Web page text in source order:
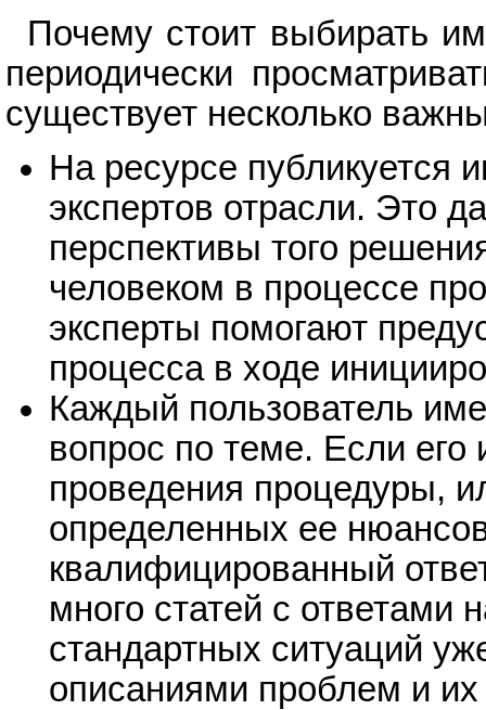
Почему стоит выбирать
периодически
существует несколько
На ресурсе
экспертов отрасли. Это
перспективы того
человеком в процессе
эксперты помогают
процесса в ходе
Каждый пользователь
вопрос по теме. Если
проведения процедуры,
определенных ее
квалифицированный
много статей с ответами
стандартных ситуаций
описаниями проблем и